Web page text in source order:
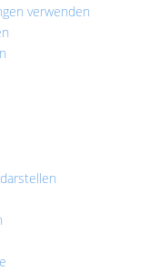
verwenden